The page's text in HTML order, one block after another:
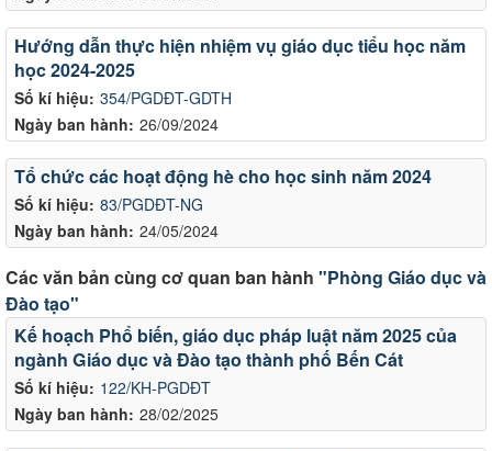
Số kí hiệu: 354/PGDĐT-GDTH
Ngày ban hành: 26/09/2024
Hướng dẫn thực hiện nhiệm vụ giáo dục tiểu học năm
học 2024-2025
Số kí hiệu: 83/PGDĐT-NG
Ngày ban hành: 24/05/2024
Tổ chức các hoạt động hè cho học sinh năm 2024
Các văn bản cùng cơ quan ban hành "Phòng Giáo dục và
Đào tạo"
Số kí hiệu: 122/KH-PGDĐT
Ngày ban hành: 28/02/2025
Kế hoạch Phổ biến, giáo dục pháp luật năm 2025 của
ngành Giáo dục và Đào tạo thành phố Bến Cát